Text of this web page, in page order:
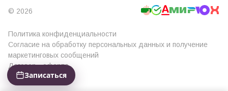
© 2026
Политика конфиденциальности
Согласие на обработку персональных данных и получение
маркетинговых сообщений
Договор - оферта
Записаться